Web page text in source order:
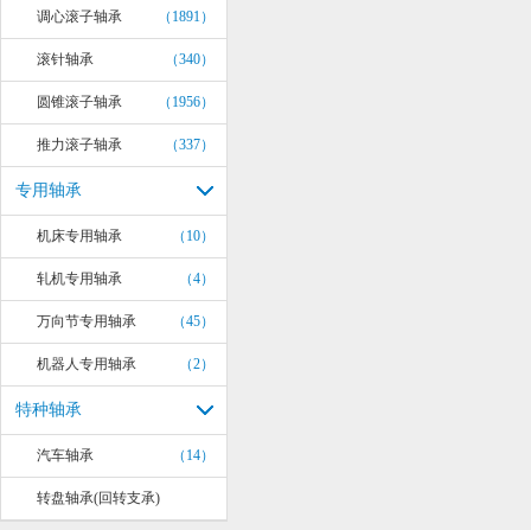
调心滚子轴承 （1891）
滚针轴承 （340）
圆锥滚子轴承 （1956）
推力滚子轴承 （337）
专用轴承
机床专用轴承 （10）
轧机专用轴承 （4）
万向节专用轴承 （45）
机器人专用轴承 （2）
特种轴承
汽车轴承 （14）
转盘轴承(回转支承)